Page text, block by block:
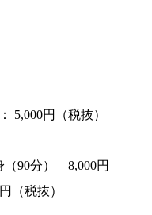
5,000円（税抜）
90分） 8,000円
（税抜）